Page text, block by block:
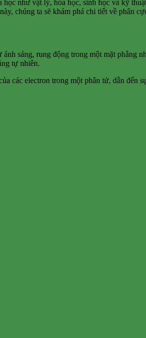
như vật lý, hóa học, sinh học và kỹ
chúng ta sẽ khám phá chi tiết về phân
sáng, rung động trong một mặt phẳng
tự nhiên.
các electron trong một phân tử, dẫn